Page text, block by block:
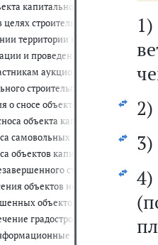
капитального
строительства и
территории в целях
и проведения аукционов на
аукционов на право
строительства (ст. 55.30 -
сносе объектов капитального
объекта капитального
самовольных построек или
объектов капитального
строительства,
объектов незавершенного
объектов капитального
градостроительной
системы